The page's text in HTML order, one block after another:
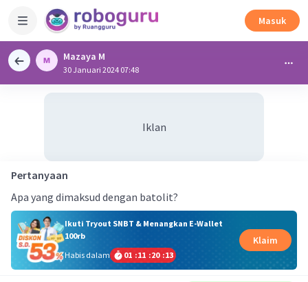
Masuk
Mazaya M
30 Januari 2024 07:48
Iklan
Pertanyaan
Apa yang dimaksud dengan batolit?
Ikuti Tryout SNBT & Menangkan E-Wallet
100rb
Habis dalam
01 :11 :20 :13
Klaim